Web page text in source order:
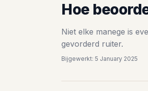
Hoe
Niet elke manege is
gevorderd ruiter.
Bijgewerkt: 5 January 2025